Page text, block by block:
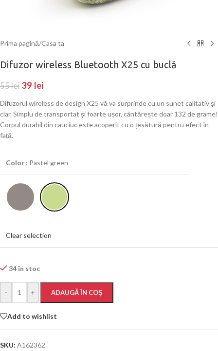
Prima pagină/Casa ta
Difuzor wireless Bluetooth X25 cu buclă
55lei 39 lei
Difuzorul wireless de design X25 vă va surprinde cu un sunet calitativ și
clar. Simplu de transportat și foarte ușor, cântărește doar 132 de grame!
Corpul durabil din cauciuc este acoperit cu o țesătură pentru efect în
față.
Color : Pastel green
Clear selection
34 în stoc
- + ADAUGĂ ÎN COȘ
Add to wishlist
SKU: A162362